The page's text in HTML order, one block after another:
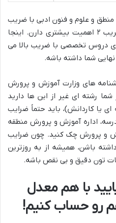
و علوم و فنون ادبی با ضریب
۳ و سایر دروس تخصصی با ضریب ۲ اهمیت بیشتری دارن. اینجا
دروس تخصصی با ضریب بالا می
شما داشته باشه.
های وزارت آموزش و پرورش
رشته ای غیر از این ها دارید
ای یا کاردانش)، باید حتماً ضرایب
اداره آموزش و پرورش منطقه
و پرورش چک کنید. چون ضرایب
باشن، همیشه از به روزترین
تون دقیق و بی نقص باشه.
با هم معدل
رو حساب کنیم!